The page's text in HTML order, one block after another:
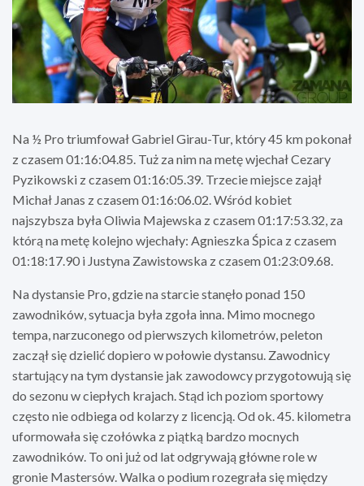
Na ½ Pro triumfował Gabriel Girau-Tur, który 45 km pokonał
z czasem 01:16:04.85. Tuż za nim na metę wjechał Cezary
Pyzikowski z czasem 01:16:05.39. Trzecie miejsce zajął
Michał Janas z czasem 01:16:06.02. Wśród kobiet
najszybsza była Oliwia Majewska z czasem 01:17:53.32, za
którą na metę kolejno wjechały: Agnieszka Śpica z czasem
01:18:17.90 i Justyna Zawistowska z czasem 01:23:09.68.
Na dystansie Pro, gdzie na starcie stanęło ponad 150
zawodników, sytuacja była zgoła inna. Mimo mocnego
tempa, narzuconego od pierwszych kilometrów, peleton
zaczął się dzielić dopiero w połowie dystansu. Zawodnicy
startujący na tym dystansie jak zawodowcy przygotowują się
do sezonu w ciepłych krajach. Stąd ich poziom sportowy
często nie odbiega od kolarzy z licencją. Od ok. 45. kilometra
uformowała się czołówka z piątką bardzo mocnych
zawodników. To oni już od lat odgrywają główne role w
gronie Mastersów. Walka o podium rozegrała się między